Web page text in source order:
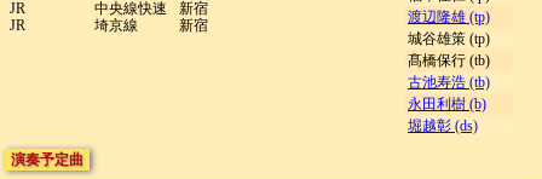
JR
JR
中央線快速
埼京線
新宿
新宿
渡辺隆雄 (tp)
城谷雄策 (tp)
髙橋保行 (tb)
古池寿浩 (tb)
永田利樹 (b)
堀越彰 (ds)
演奏予定曲